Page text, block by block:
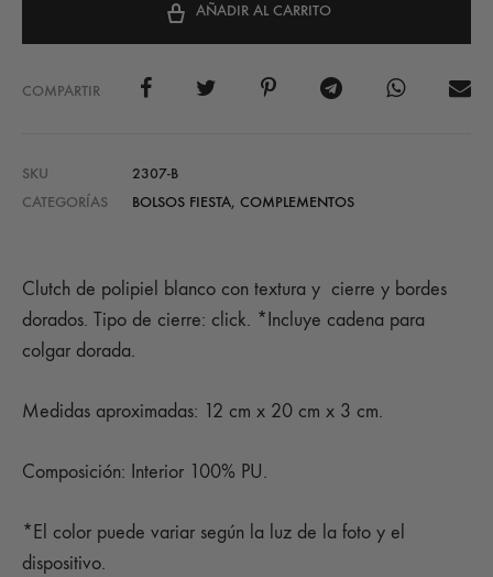
AÑADIR AL CARRITO
COMPARTIR
SKU
2307-B
CATEGORÍAS
BOLSOS FIESTA, COMPLEMENTOS
Clutch de polipiel blanco con textura y cierre y bordes
dorados. Tipo de cierre: click. *Incluye cadena para
colgar dorada.
Medidas aproximadas: 12 cm x 20 cm x 3 cm.
Composición: Interior 100% PU.
*El color puede variar según la luz de la foto y el
dispositivo.